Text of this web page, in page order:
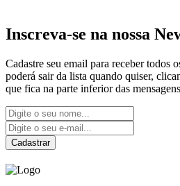
Inscreva-se na nossa
Cadastre seu email para receber todos
poderá sair da lista quando quiser,
que fica na parte inferior das
Cadastrar